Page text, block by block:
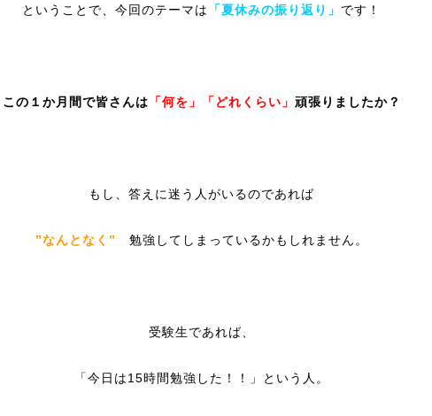
ということで、今回のテーマは 「夏休みの振り返り」 です！
この１か月間で皆さんは 「何を」「どれくらい」 頑張りましたか？
もし、答えに迷う人がいるのであれば
”なんとなく” 勉強してしまっているかもしれません。
受験生であれば、
「今日は15時間勉強した！！」という人。